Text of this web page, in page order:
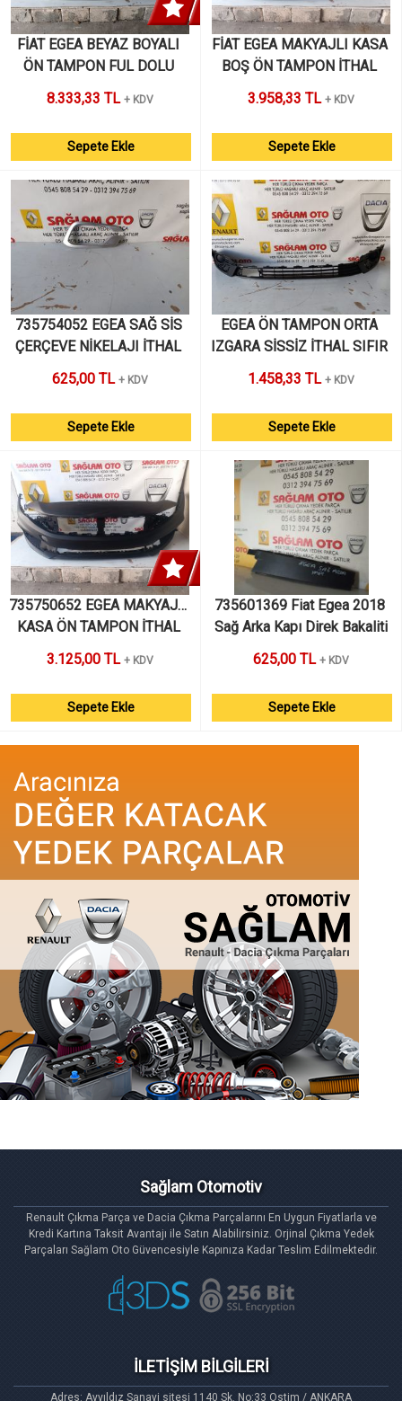
FİAT EGEA BEYAZ BOYALI
ÖN TAMPON FUL DOLU
HATASIZ
8.333,33 TL + KDV
Sepete Ekle
FİAT EGEA MAKYAJLI KASA
BOŞ ÖN TAMPON İTHAL
3.958,33 TL + KDV
Sepete Ekle
735754052 EGEA SAĞ SİS
ÇERÇEVE NİKELAJI İTHAL
625,00 TL + KDV
Sepete Ekle
EGEA ÖN TAMPON ORTA
IZGARA SİSSİZ İTHAL SIFIR
1.458,33 TL + KDV
Sepete Ekle
735750652 EGEA MAKYAJLI
KASA ÖN TAMPON İTHAL
3.125,00 TL + KDV
Sepete Ekle
735601369 Fiat Egea 2018
Sağ Arka Kapı Direk Bakaliti
625,00 TL + KDV
Sepete Ekle
olmak üzereyedek parçasatışlarını hızlı,
güvenli bir şekilde yapmaktayız. Sitemizde bulunan
çıkma ve sıfır tüm Renault Çıkma Parçalarını Kredi
Kartınızla on-line olarak sipariş verebilirsiniz. Ayrıca
Türkiye'de ilk olarak Renault Çıkma Parçalarını
Kredi Kartına Taksitle'de satın alabilirsiniz. Satış
satmış olduğumuz RENAULT ÇIKMA PARÇA
Sağlam Otomotiv
Renault Çıkma Parça ve Dacia Çıkma Parçalarını En Uygun Fiyatlarla ve
Kredi Kartına Taksit Avantajı ile Satın Alabilirsiniz. Orjinal Çıkma Yedek
Parçaları Sağlam Oto Güvencesiyle Kapınıza Kadar Teslim Edilmektedir.
İLETİŞİM BİLGİLERİ
Adres: Ayyıldız Sanayi sitesi 1140 Sk. No:33 Ostim / ANKARA